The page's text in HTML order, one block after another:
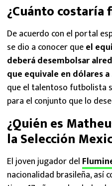
¿Cuánto costaría
De acuerdo con el portal
se dio a conocer queel
deberá desembolsar
que equivale en dólares
que el talentoso futbolista
para el conjunto que lo
¿Quién es
la Selección
El joven jugador del
nacionalidad brasileña, así